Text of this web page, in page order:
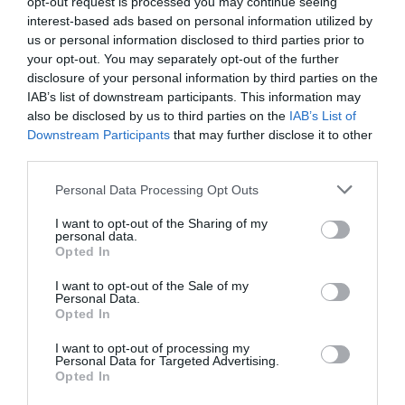
interest-based ads based on personal information utilized by
us or personal information disclosed to third parties prior to
your opt-out. You may separately opt-out of the further
disclosure of your personal information by third parties on the
IAB’s list of downstream participants. This information may
also be disclosed by us to third parties on the IAB’s List of
Downstream Participants that may further disclose it to other
Personal Data Processing Opt Outs
I want to opt-out of the Sharing of my
personal data.
Opted In
I want to opt-out of the Sale of my
Personal Data.
Opted In
I want to opt-out of processing my
Personal Data for Targeted Advertising.
Opted In
Allez, encore un effort!a
commenté :
15 mai 2026 - 11 h 40 min
Sous Trump 1 (2017-2021), Boeing arrive à vendre 100
appareils à la Chine.
d’achat – donc, à confirmer- pour 200 appareils.
Mais tout Washington, Chicago et Seattle bruissaient de
rumeurs pour un achat massif de 500 machines…Grosse
déception pour tous car il manque donc 300 appareils à
l’appel.
???? – ????)!